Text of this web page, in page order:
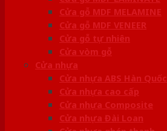
Cửa gỗ MDF MELAMINE
Cửa gỗ MDF VENEER
Cửa gỗ tự nhiên
Cửa vòm gỗ
Cửa nhựa
Cửa nhựa ABS Hàn Quốc
Cửa nhựa cao cấp
Cửa nhựa Composite
Cửa nhựa Đài Loan